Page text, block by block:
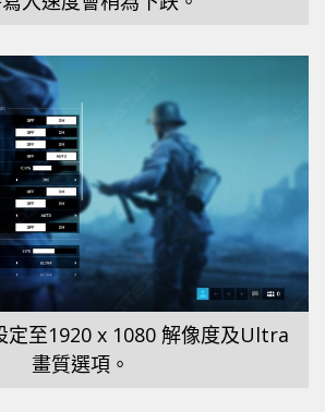
至1920 x 1080 解像度及Ultra
畫質選項。